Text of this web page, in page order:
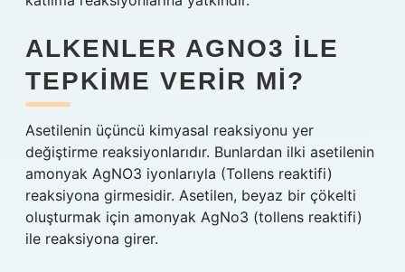
ALKENLER AGNO3 ILE
TEPKIME VERIR MI?
Asetilenin üçüncü kimyasal reaksiyonu yer
değiştirme reaksiyonlarıdır. Bunlardan ilki asetilenin
amonyak AgNO3 iyonlarıyla (Tollens reaktifi)
reaksiyona girmesidir. Asetilen, beyaz bir çökelti
oluşturmak için amonyak AgNo3 (tollens reaktifi)
ile reaksiyona girer.